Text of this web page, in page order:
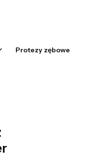
Protezy zębowe